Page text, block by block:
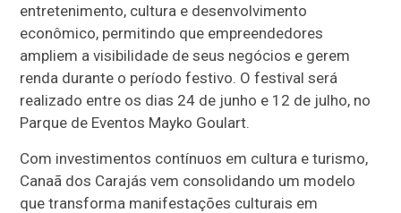
entretenimento, cultura e desenvolvimento
econômico, permitindo que empreendedores
ampliem a visibilidade de seus negócios e gerem
renda durante o período festivo. O festival será
realizado entre os dias 24 de junho e 12 de julho, no
Parque de Eventos Mayko Goulart.
Com investimentos contínuos em cultura e turismo,
Canaã dos Carajás vem consolidando um modelo
que transforma manifestações culturais em